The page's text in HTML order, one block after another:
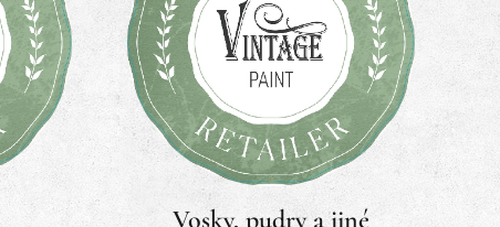
Vosky, pudry a jiné